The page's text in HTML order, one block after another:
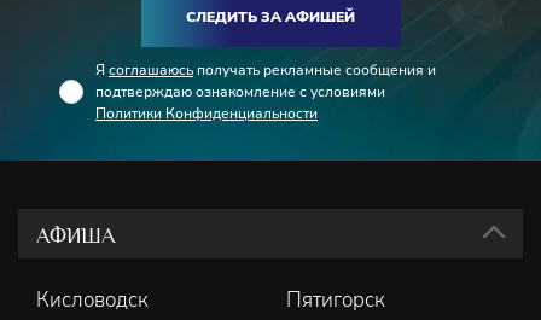
СЛЕДИТЬ ЗА АФИШЕЙ
Я соглашаюсь получать рекламные сообщения и
подтверждаю ознакомление с условиями
Политики Конфиденциальности
АФИША
Кисловодск
Пятигорск